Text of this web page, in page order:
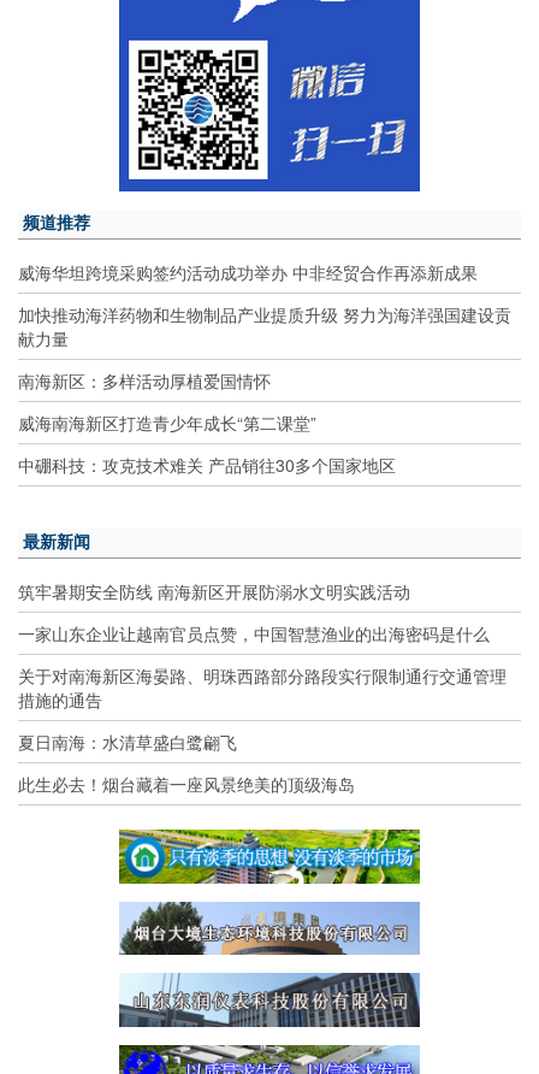
频道推荐
威海华坦跨境采购签约活动成功举办 中非经贸合作再添新成果
加快推动海洋药物和生物制品产业提质升级 努力为海洋强国建设贡
献力量
南海新区：多样活动厚植爱国情怀
威海南海新区打造青少年成长“第二课堂”
中硼科技：攻克技术难关 产品销往30多个国家地区
最新新闻
筑牢暑期安全防线 南海新区开展防溺水文明实践活动
一家山东企业让越南官员点赞，中国智慧渔业的出海密码是什么
关于对南海新区海晏路、明珠西路部分路段实行限制通行交通管理
措施的通告
夏日南海：水清草盛白鹭翩飞
此生必去！烟台藏着一座风景绝美的顶级海岛